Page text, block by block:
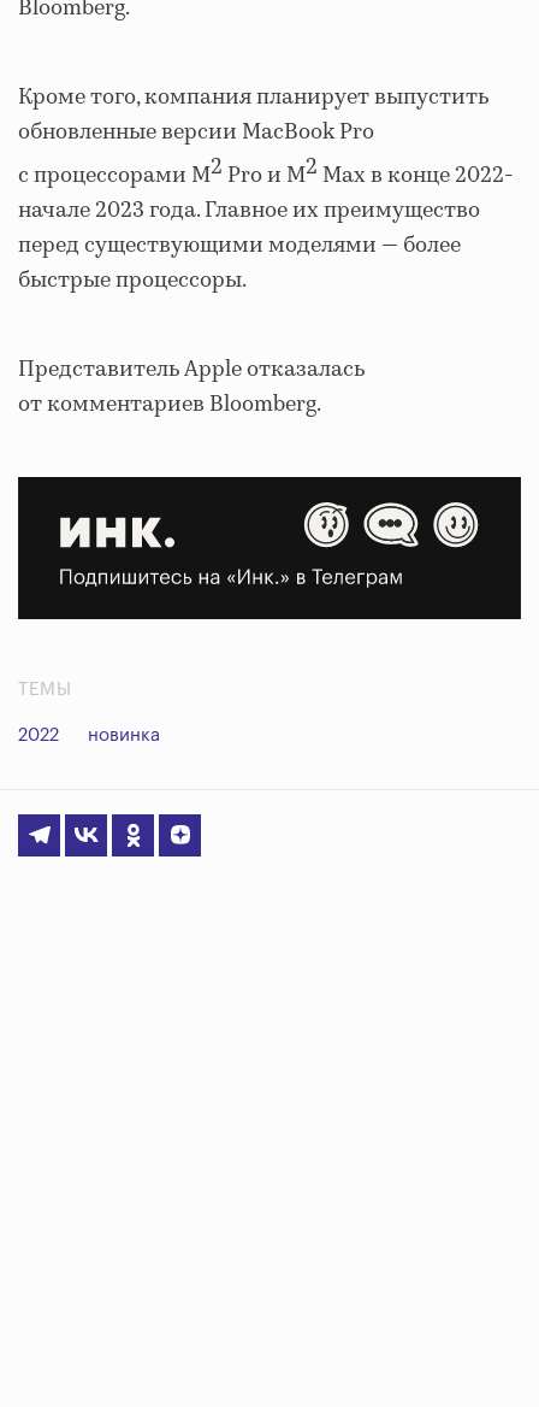
Bloomberg.
Кроме того, компания планирует выпустить
обновленные версии MacBook Pro
с процессорами M2 Pro и M2 Max в конце 2022-
начале 2023 года. Главное их преимущество
перед существующими моделями — более
быстрые процессоры.
Представитель Apple отказалась
от комментариев Bloomberg.
ТЕМЫ
2022 новинка